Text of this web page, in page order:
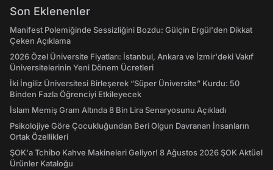
Son Eklenenler
Manifest Polemiğinde Sessizliğini Bozdu: Gülçin Ergül'den Dikkat
Çeken Açıklama
2026 Özel Üniversite Fiyatları: İstanbul, Ankara ve İzmir'deki Vakıf
Üniversitelerinin Yeni Dönem Ücretleri
İki İngiliz Üniversitesi Birleşerek “Süper Üniversite” Kurdu: 50
Binden Fazla Öğrenciyi Etkileyecek
İslam Memiş Gram Altında 8 Bin Lira Senaryosunu Açıkladı
Psikolojiye Göre Çocukluğundan Beri Olgun Davranan İnsanların
Ortak Özellikleri
ŞOK'a Tchibo Kahve Makineleri Geliyor! 8 Ağustos 2026 ŞOK Aktüel
Ürünler Kataloğu